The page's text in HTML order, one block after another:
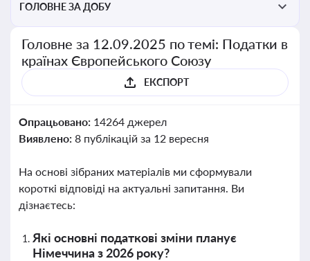
ГОЛОВНЕ ЗА ДОБУ
Головне за 12.09.2025 по темі: Податки в
країнах Європейського Союзу
ЕКСПОРТ
Опрацьовано: 14264 джерел
Виявлено: 8 публікацій за 12 вересня
На основі зібраних матеріалів ми сформували
короткі відповіді на актуальні запитання. Ви
дізнаєтесь:
Які основні податкові зміни планує
Німеччина з 2026 року?